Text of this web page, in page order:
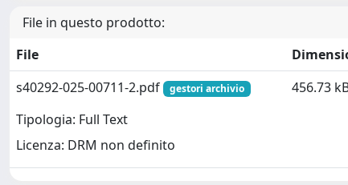
File in questo prodotto:
File
s40292-025-00711-2.pdf
gestori archivio
Tipologia: Full Text
Licenza: DRM non definito
456.73